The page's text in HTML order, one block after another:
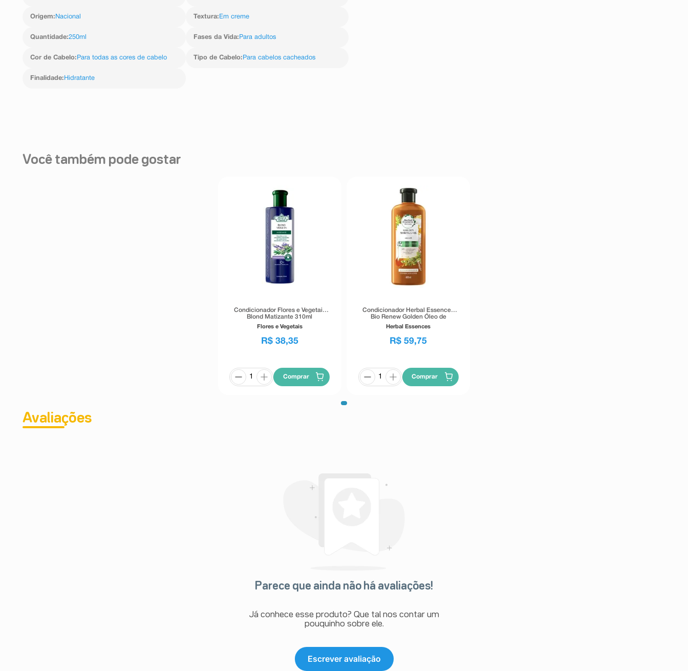
Origem: Nacional Textura: Em creme
Quantidade:250ml Fases da Vida: Para adultos
Cor de Cabelo: Para todas as cores de cabelo Tipo de Cabelo: Para cabelos cacheados
Finalidade: Hidratante
Você também pode gostar
Condicionador Flores e Vegetais
Blond Matizante 310ml
Flores e Vegetais
R$ 38,35
Comprar
Condicionador Herbal Essences
Bio Renew Golden Óleo de
Moringa 400ml
Herbal Essences
R$ 59,75
Comprar
Avaliações
Parece que ainda não há avaliações!
Já conhece esse produto? Que tal nos contar um
pouquinho sobre ele.
Escrever avaliação